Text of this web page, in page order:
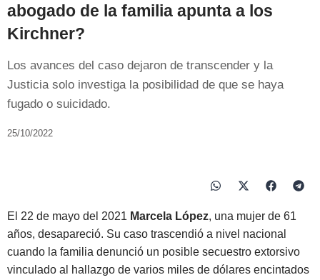
abogado de la familia apunta a los
Kirchner?
Los avances del caso dejaron de transcender y la
Justicia solo investiga la posibilidad de que se haya
fugado o suicidado.
25/10/2022
El 22 de mayo del 2021 Marcela López, una mujer de 61
años, desapareció. Su caso trascendió a nivel nacional
cuando la familia denunció un posible secuestro extorsivo
vinculado al hallazgo de varios miles de dólares encintados